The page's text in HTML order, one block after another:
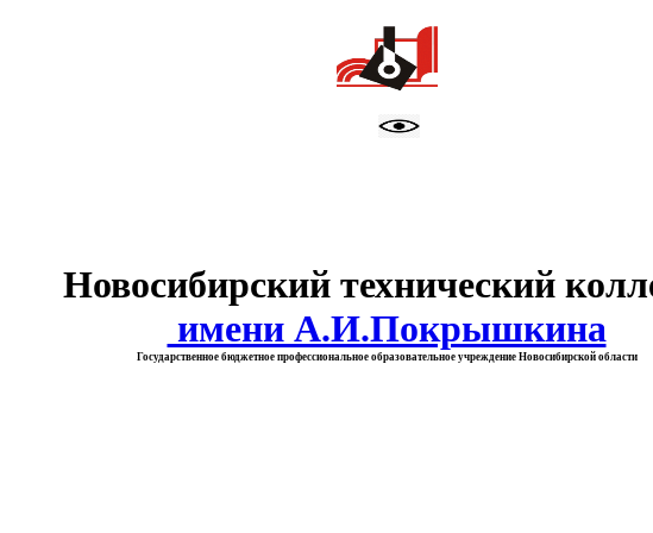
Новосибирский технический
имени А.И.Покрышкина
Государственное бюджетное профессиональное образовательное учреждение Новосибирской области